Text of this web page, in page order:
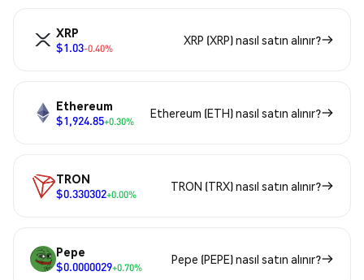
XRP
$1.03-0.40%
XRP (XRP) nasıl satın alınır?
Ethereum
$1,924.85+0.30%
Ethereum (ETH) nasıl satın alınır?
TRON
$0.330302+0.00%
TRON (TRX) nasıl satın alınır?
Pepe
$0.0000029+0.70%
Pepe (PEPE) nasıl satın alınır?